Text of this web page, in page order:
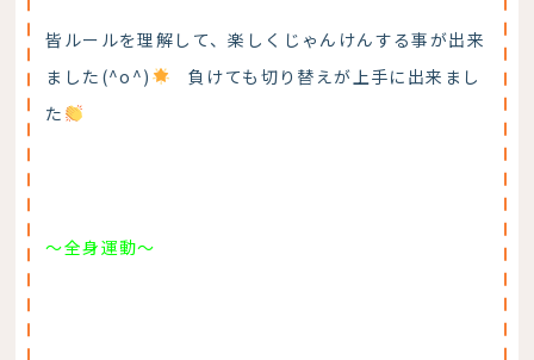
皆ルールを理解して、楽しくじゃんけんする事が出来
ました(^o^)
負けても切り替えが上手に出来まし
た
～全身運動～